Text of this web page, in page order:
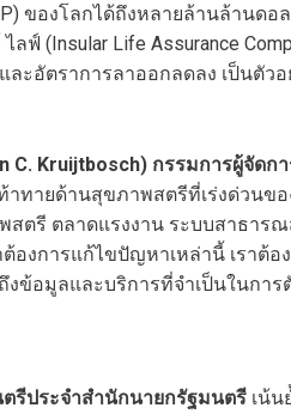
ของโลกได้ถึงหลายล้านล้าน
(Insular Life Assurance
ะอัตราการลาออกลดลง เป็นตั
C. Kruijtbosch) กรรมการผู้จัด
ทายด้านสุขภาพสตรีที่เร่งด่วนข
ตรี ตลาดแรงงาน ระบบสาธาร
องการแก้ไขปัญหาเหล่านี้ เรา
งข้อมูลและบริการที่จำเป็นในกา
รีประจำสำนักนายกรัฐมนตรี เน้น